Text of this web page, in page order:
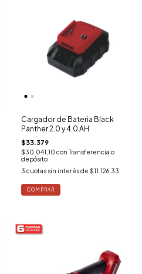
Cargador de Bateria Black
Panther 2.0 y 4.0 AH
$33.379
$30.041,10 con Transferencia o
depósito
3 cuotas sin interés de $11.126,33